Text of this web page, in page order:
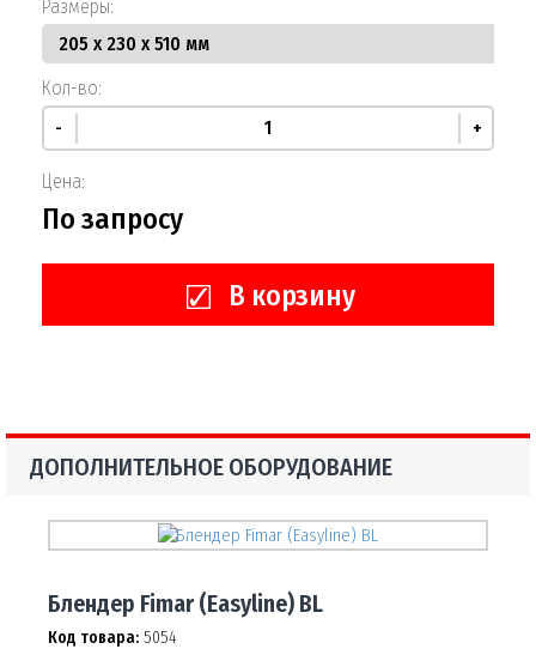
Размеры:
Кол-во:
- +
Цена:
По запросу
В корзину
ДОПОЛНИТЕЛЬНОЕ ОБОРУДОВАНИЕ
Блендер Fimar (Easyline) BL
Код товара: 5054